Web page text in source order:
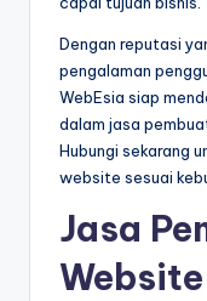
Dengan reputasi
pengalaman
WebEsia siap
dalam jasa
Hubungi sekarang
website sesuai
Jasa